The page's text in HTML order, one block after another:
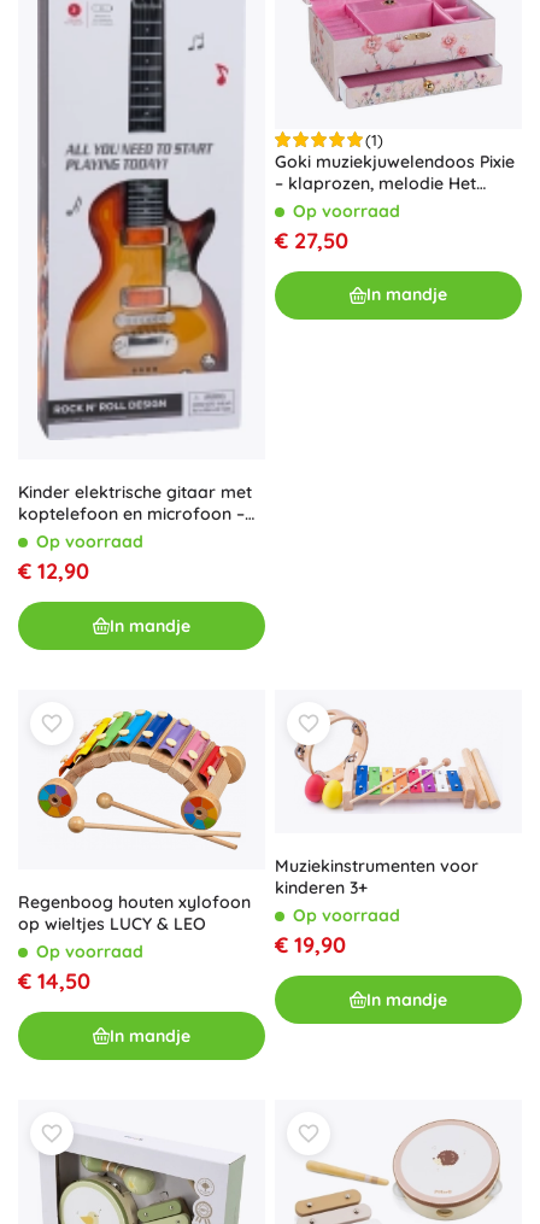
Kinder elektrische gitaar met
koptelefoon en microfoon –
RoodOp voorraad
€ 12,90
In mandje
(1)
Goki muziekjuwelendoos Pixie
– klaprozen, melodie Het
Zwanenmeer
Op voorraad
€ 27,50
In mandje
Regenboog houten xylofoon
op wieltjes LUCY & LEO
Op voorraad
€ 14,50
In mandje
Muziekinstrumenten voor
kinderen 3+
Op voorraad
€ 19,90
In mandje